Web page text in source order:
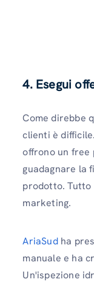
4. Esegui
Come direbbe
clienti è
offrono un free
guadagnare la
prodotto. Tutto
marketing.
AriaSudha
manuale e ha
Un'ispezione